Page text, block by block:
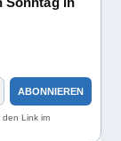
ABONNIEREN
den Link im